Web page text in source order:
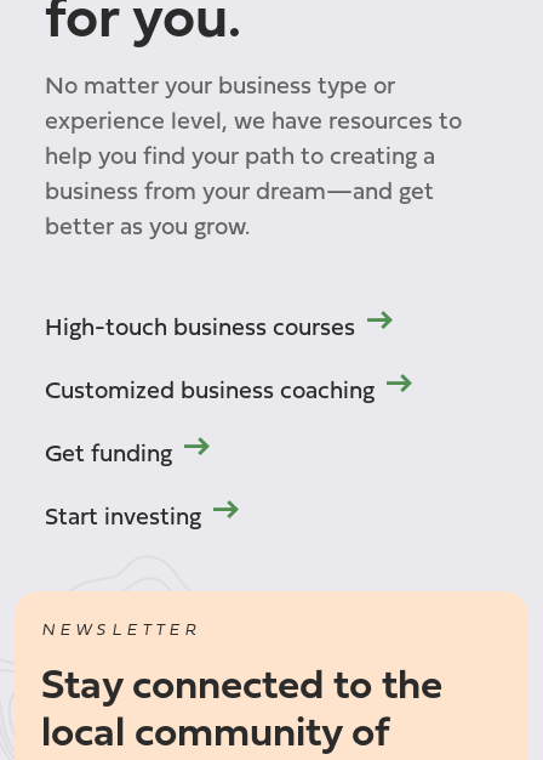
for you.
No matter your business type or
experience level, we have resources to
help you find your path to creating a
business from your dream—and get
better as you grow.
High-touch business courses
Customized business coaching
Get funding
Start investing
NEWSLETTER
Stay connected to the
local community of